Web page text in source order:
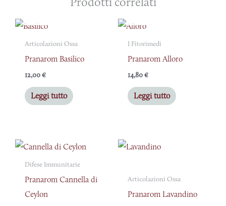
Articolazioni Ossa
Pranarom Basilico
12,00€
Leggi tutto
I Fitorimedi
Pranarom Alloro
14,80€
Leggi tutto
Difese Immunitarie
Pranarom Cannella di
Ceylon
Articolazioni Ossa
Pranarom Lavandino